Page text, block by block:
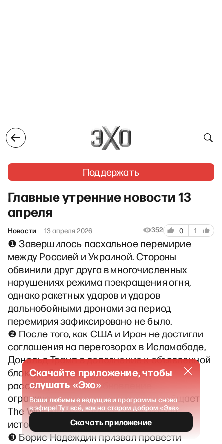
Поддержать
Главные утренние новости 13
апреля
Новости 13 апреля 2026 352 0 1
❶ Завершилось пасхальное перемирие
между Россией и Украиной. Стороны
обвинили друг друга в многочисленных
нарушениях режима прекращения огня,
однако ракетных ударов и ударов
дальнобойными дронами за период
перемирия зафиксировано не было.
❷ После того, как США и Иран не достигли
соглашения на переговорах в Исламабаде,
Дональд Трамп в дополнение к объявленной
блокаде Ормузского пролива
рассматривает возобновление
ограниченных ударов по Ирану, сообщает
The Wall Street Journal со ссылкой на
источники.
❸ Борис Надеждин призвал провести
Скачайте приложение, чтобы
слушать «Эхо»
Ваши любимые ведущие и программы снова
в эфире! Тут всё, как на старом добром «Эхе»
Скачать приложение